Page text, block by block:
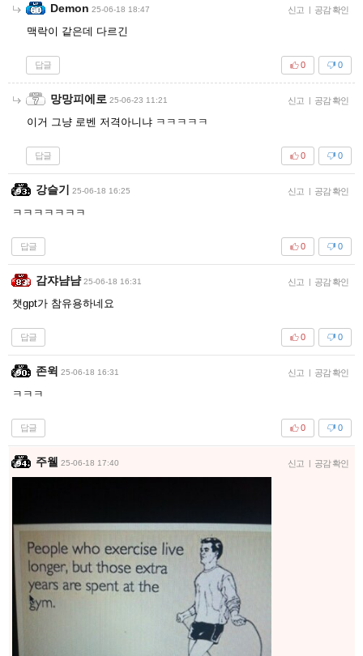
Demon 25-06-18 18:47 신고 | 공감 확인
맥락이 같은데 다르긴
답글 0
0
망망피에로 25-06-23 11:21 신고 | 공감 확인
이거 그냥 로벤 저격아니냐 ㅋㅋㅋㅋㅋ
답글 0
0
강슬기 25-06-18 16:25 신고 | 공감 확인
ㅋㅋㅋㅋㅋㅋㅋ
답글 0
0
감쟈냠냠 25-06-18 16:31 신고 | 공감 확인
챗gpt가 참유용하네요
답글 0
0
존윅 25-06-18 16:31 신고 | 공감 확인
ㅋㅋㅋ
답글 0
0
주웰 25-06-18 17:40 신고 | 공감 확인